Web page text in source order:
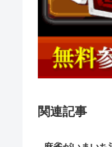
関連記事